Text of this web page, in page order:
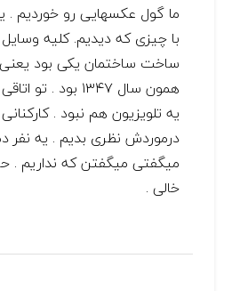
ما گول عکسهایی رو خوردیم .
با چیزی که دیدیم. کلیه
ساخت ساختمان یکی بود
همون سال ۱۳۴۷
یه تلویزیون هم نبود .
درموردش نظری بدیم . یه نفر
میگفتی میگفتن که نداریم
خالی .